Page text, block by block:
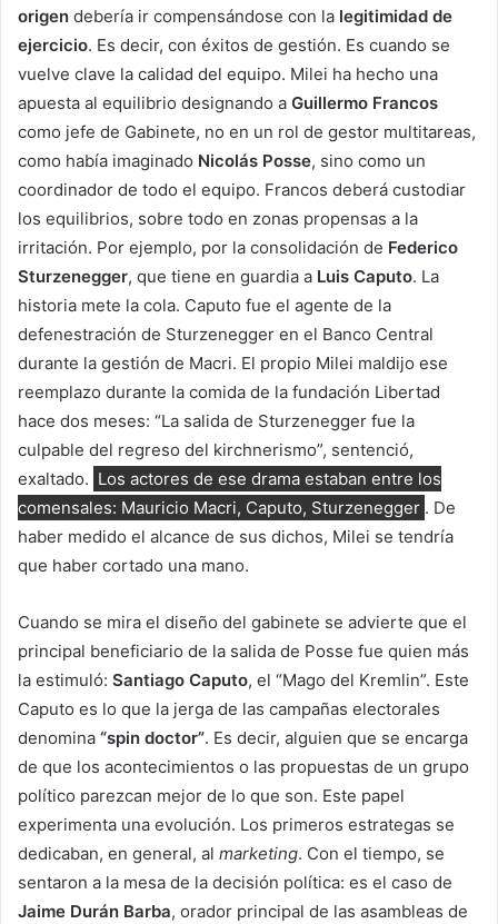
origen debería ir compensándose con la legitimidad de
ejercicio. Es decir, con éxitos de gestión. Es cuando se
vuelve clave la calidad del equipo. Milei ha hecho una
apuesta al equilibrio designando a Guillermo Francos
como jefe de Gabinete, no en un rol de gestor multitareas,
como había imaginado Nicolás Posse, sino como un
coordinador de todo el equipo. Francos deberá custodiar
los equilibrios, sobre todo en zonas propensas a la
irritación. Por ejemplo, por la consolidación de Federico
Sturzenegger, que tiene en guardia a Luis Caputo. La
historia mete la cola. Caputo fue el agente de la
defenestración de Sturzenegger en el Banco Central
durante la gestión de Macri. El propio Milei maldijo ese
reemplazo durante la comida de la fundación Libertad
hace dos meses: “La salida de Sturzenegger fue la
culpable del regreso del kirchnerismo”, sentenció,
exaltado. Los actores de ese drama estaban entre los
comensales: Mauricio Macri, Caputo, Sturzenegger . De
haber medido el alcance de sus dichos, Milei se tendría
que haber cortado una mano.
Cuando se mira el diseño del gabinete se advierte que el
principal beneficiario de la salida de Posse fue quien más
la estimuló: Santiago Caputo, el “Mago del Kremlin”. Este
Caputo es lo que la jerga de las campañas electorales
denomina “spin doctor”. Es decir, alguien que se encarga
de que los acontecimientos o las propuestas de un grupo
político parezcan mejor de lo que son. Este papel
experimenta una evolución. Los primeros estrategas se
dedicaban, en general, al marketing. Con el tiempo, se
sentaron a la mesa de la decisión política: es el caso de
Jaime Durán Barba, orador principal de las asambleas de